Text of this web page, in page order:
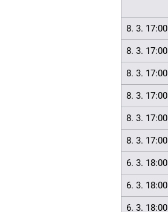
8. 3. 17:00
8. 3. 17:00
8. 3. 17:00
8. 3. 17:00
8. 3. 17:00
8. 3. 17:00
6. 3. 18:00
6. 3. 18:00
6. 3. 18:00